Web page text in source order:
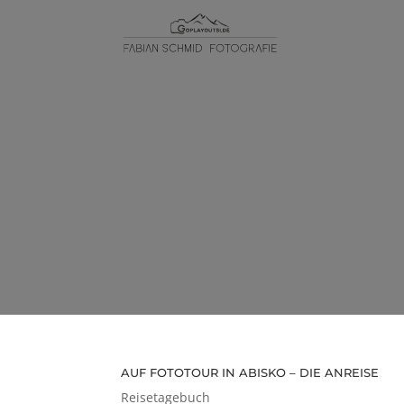
AUF FOTOTOUR IN ABISKO – DIE ANREISE
Reisetagebuch